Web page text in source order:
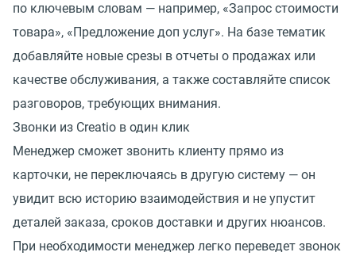
по ключевым словам — например, «Запрос стоимости
товара», «Предложение доп услуг». На базе тематик
добавляйте новые срезы в отчеты о продажах или
качестве обслуживания, а также составляйте список
разговоров, требующих внимания.
Звонки из Creatio в один клик
Менеджер сможет звонить клиенту прямо из
карточки, не переключаясь в другую систему — он
увидит всю историю взаимодействия и не упустит
деталей заказа, сроков доставки и других нюансов.
При необходимости менеджер легко переведет звонок